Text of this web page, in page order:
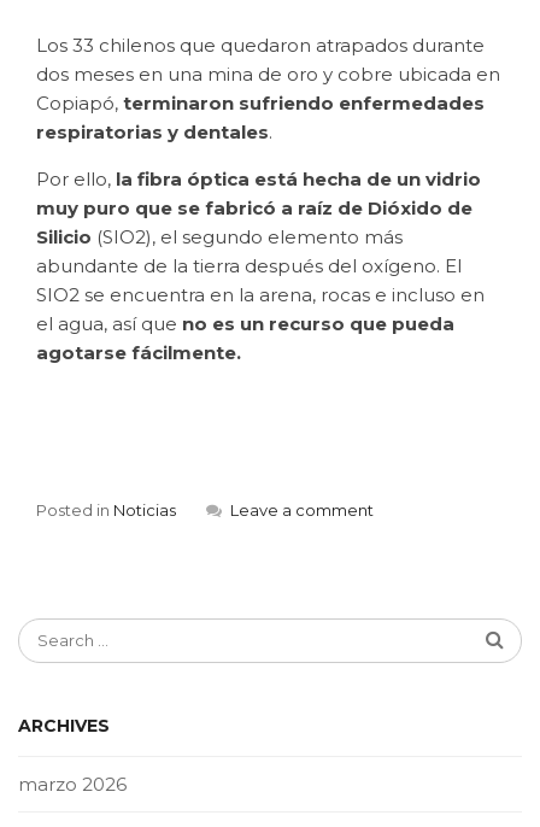
Los 33 chilenos que quedaron atrapados durante
dos meses en una mina de oro y cobre ubicada en
Copiapó, terminaron sufriendo enfermedades
respiratorias y dentales.
Por ello, la fibra óptica está hecha de un vidrio
muy puro que se fabricó a raíz de Dióxido de
Silicio (SIO2), el segundo elemento más
abundante de la tierra después del oxígeno. El
SIO2 se encuentra en la arena, rocas e incluso en
el agua, así que no es un recurso que pueda
agotarse fácilmente.
Posted in Noticias Leave a comment
ARCHIVES
marzo 2026